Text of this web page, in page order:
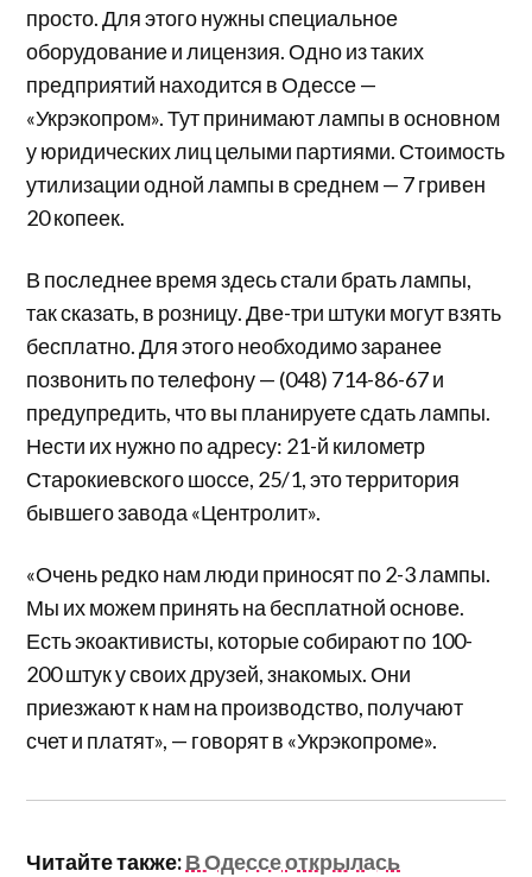
просто. Для этого нужны специальное
оборудование и лицензия. Одно из таких
предприятий находится в Одессе —
«Укрэкопром». Тут принимают лампы в основном
у юридических лиц целыми партиями. Стоимость
утилизации одной лампы в среднем — 7 гривен
20 копеек.
В последнее время здесь стали брать лампы,
так сказать, в розницу. Две-три штуки могут взять
бесплатно. Для этого необходимо заранее
позвонить по телефону — (048) 714-86-67 и
предупредить, что вы планируете сдать лампы.
Нести их нужно по адресу: 21-й километр
Старокиевского шоссе, 25/1, это территория
бывшего завода «Центролит».
«Очень редко нам люди приносят по 2-3 лампы.
Мы их можем принять на бесплатной основе.
Есть экоактивисты, которые собирают по 100-
200 штук у своих друзей, знакомых. Они
приезжают к нам на производство, получают
счет и платят», — говорят в «Укрэкопроме».
Читайте также:В Одессе открылась